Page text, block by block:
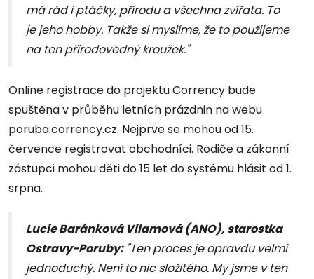
má rád i ptáčky, přírodu a všechna zvířata. To
je jeho hobby. Takže si myslíme, že to použijeme
na ten přírodovědný kroužek."
Online registrace do projektu Corrency bude
spuštěna v průběhu letních prázdnin na webu
poruba.corrency.cz. Nejprve se mohou od 15.
července registrovat obchodníci. Rodiče a zákonní
zástupci mohou děti do 15 let do systému hlásit od 1.
srpna.
Lucie Baránková Vilamová (ANO), starostka
Ostravy-Poruby:"Ten proces je opravdu velmi
jednoduchý. Není to nic složitého. My jsme v ten